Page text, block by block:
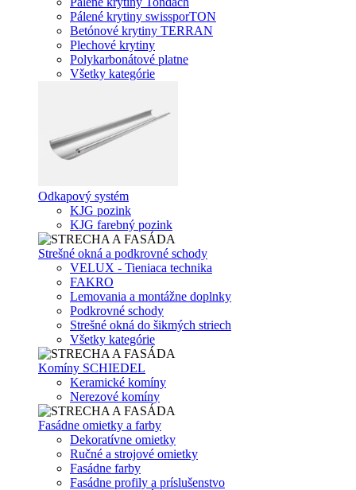
Pálené krytiny swissporTON
Betónové krytiny TERRAN
Plechové krytiny
Polykarbonátové platne
Všetky kategórie
Odkapový systém
KJG pozink
KJG farebný pozink
Strešné okná a podkrovné schody
VELUX - Tieniaca technika
FAKRO
Lemovania a montážne doplnky
Podkrovné schody
Strešné okná do šikmých striech
Všetky kategórie
Komíny SCHIEDEL
Keramické komíny
Nerezové komíny
Fasádne omietky a farby
Dekoratívne omietky
Ručné a strojové omietky
Fasádne farby
Fasádne profily a príslušenstvo